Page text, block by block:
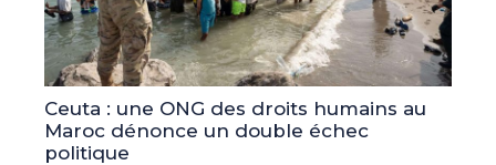
Ceuta : une ONG des droits humains au
Maroc dénonce un double échec
politique